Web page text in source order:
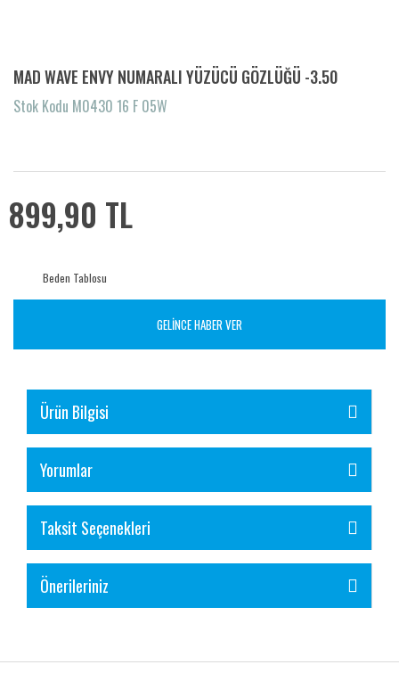
MAD WAVE ENVY NUMARALI YÜZÜCÜ GÖZLÜĞÜ -3.50
Stok Kodu M0430 16 F 05W
899,90 TL
Beden Tablosu
GELİNCE HABER VER
Ürün Bilgisi
Yorumlar
Taksit Seçenekleri
Önerileriniz